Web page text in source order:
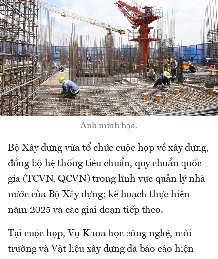
Ảnh minh họa.
Bộ Xây dựng vừa tổ chức cuộc họp về xây dựng,
đồng bộ hệ thống tiêu chuẩn, quy chuẩn quốc
gia (TCVN, QCVN) trong lĩnh vực quản lý nhà
nước của Bộ Xây dựng; kế hoạch thực hiện
năm 2025 và các giai đoạn tiếp theo.
Tại cuộc họp, Vụ Khoa học công nghệ, môi
trường và Vật liệu xây dựng đã báo cáo hiện